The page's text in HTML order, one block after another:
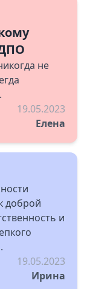
не
19.05.2023
Елена
доброй
и
19.05.2023
Ирина